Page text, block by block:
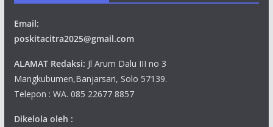
Email:
poskitacitra2025@gmail.com
ALAMAT Redaksi: Jl Arum Dalu III no 3
Mangkubumen,Banjarsari, Solo 57139.
Telepon : WA. 085 22677 8857
Dikelola oleh :